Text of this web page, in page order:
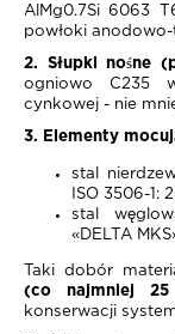
AlMg0.7Si 6063
powłoki
2. Słupki nośne
ogniowo C235
cynkowej - nie
3. Elementy
stal
ISO 3506-1:
stal
«DELTA
Taki dobór
(co najmniej
konserwacji